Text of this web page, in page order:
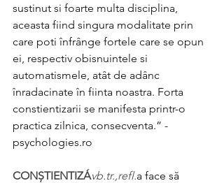
sustinut si foarte multa disciplina,
aceasta fiind singura modalitate prin
care poti înfrânge fortele care se opun
ei, respectiv obisnuintele si
automatismele, atât de adânc
înradacinate în fiinta noastra. Forta
constientizarii se manifesta printr-o
practica zilnica, consecventa.” -
psychologies.ro
CONȘTIENTIZÁvb.tr.,refl.a face să